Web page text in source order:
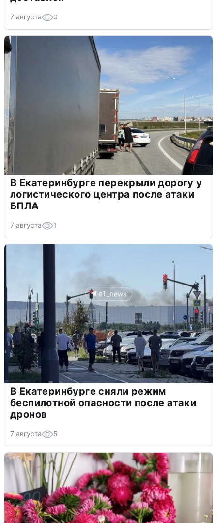
7 августа 0
В Екатеринбурге перекрыли дорогу у
логистического центра после атаки
БПЛА
7 августа 1
В Екатеринбурге сняли режим
беспилотной опасности после атаки
дронов
7 августа 5